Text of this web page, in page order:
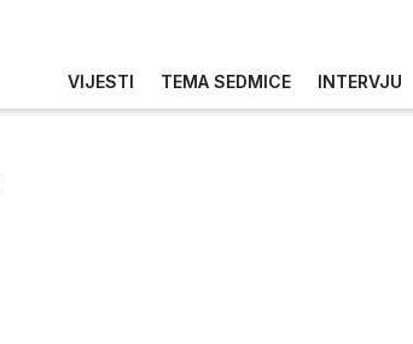
VIJESTI TEMA SEDMICE INTERVJU